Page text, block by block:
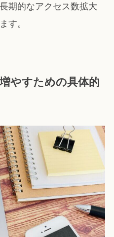
期的なアクセス数拡大
す。
やすための具体的